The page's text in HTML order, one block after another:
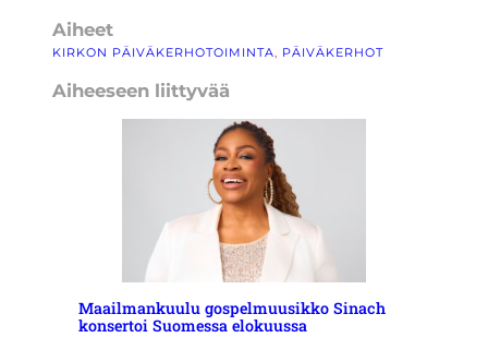
Aiheet
KIRKON PÄIVÄKERHOTOIMINTA, PÄIVÄKERHOT
Aiheeseen liittyvää
Maailmankuulu gospelmuusikko Sinach
konsertoi Suomessa elokuussa